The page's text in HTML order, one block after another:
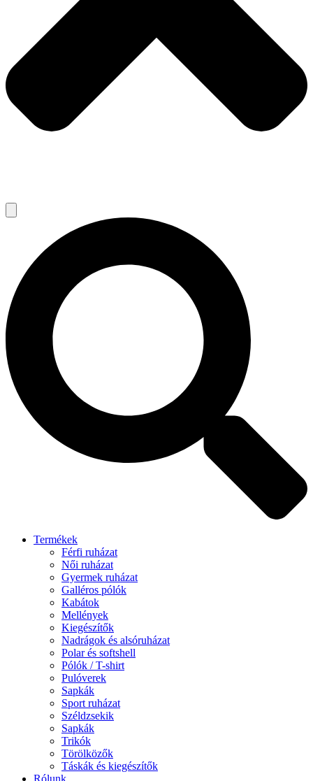
Termékek
Férfi ruházat
Női ruházat
Gyermek ruházat
Galléros pólók
Kabátok
Mellények
Kiegészítők
Nadrágok és alsóruházat
Polar és softshell
Pólók / T-shirt
Pulóverek
Sapkák
Sport ruházat
Széldzsekik
Sapkák
Trikók
Törölközők
Táskák és kiegészítők